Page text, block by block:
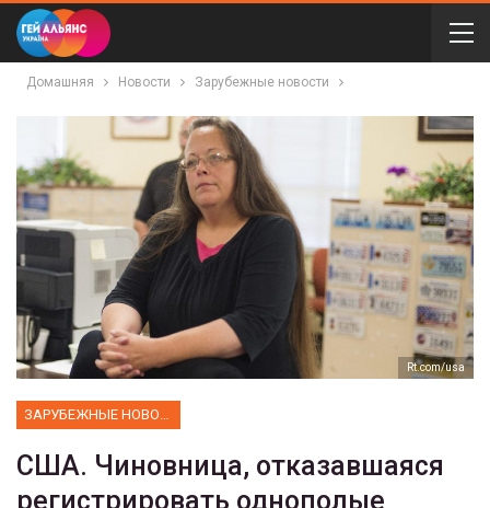
Домашняя Новости Зарубежные новости
Rt.com/usa
США. Чиновница, отказавшаяся
регистрировать однополые